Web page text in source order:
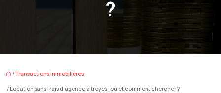
?
/Transactions immobilières
/ Location sans frais d’agence à troyes : où et comment chercher ?